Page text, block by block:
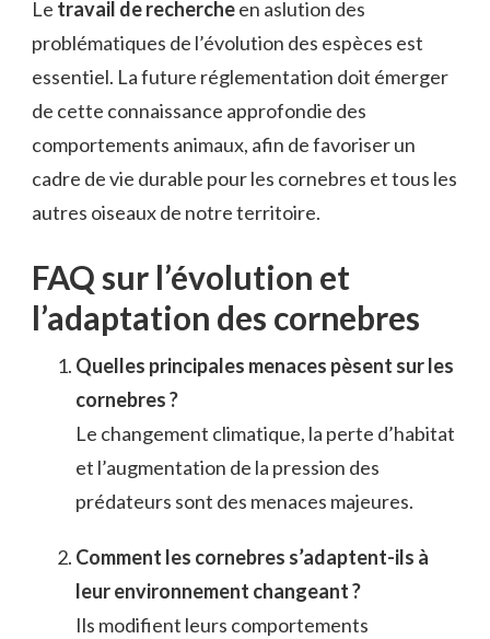
Le travail de rechercheen aslution des
problématiques de l’évolution des espèces est
essentiel. La future réglementation doit émerger
de cette connaissance approfondie des
comportements animaux, afin de favoriser un
cadre de vie durable pour les cornebres et tous les
autres oiseaux de notre territoire.
FAQ sur l’évolution et
l’adaptation des cornebres
Quelles principales menaces pèsent sur les
cornebres ?
Le changement climatique, la perte d’habitat
et l’augmentation de la pression des
prédateurs sont des menaces majeures.
Comment les cornebres s’adaptent-ils à
leur environnement changeant ?
Ils modifient leurs comportements